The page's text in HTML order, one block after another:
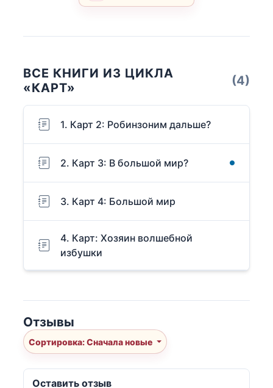
ВСЕ КНИГИ ИЗ ЦИКЛА
«КАРТ»
(4)
1. Карт 2: Робинзоним дальше?
2. Карт 3: В большой мир?
3. Карт 4: Большой мир
4. Карт: Хозяин волшебной
избушки
Отзывы
Сортировка: Сначала новые
Оставить отзыв